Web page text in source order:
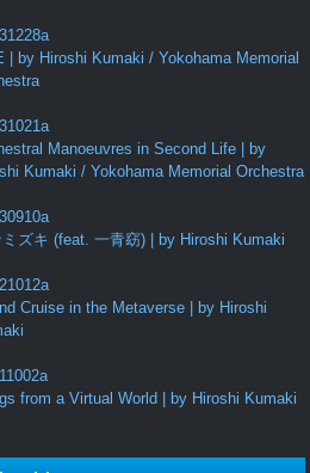
| by Hiroshi Kumaki / Yokohama Memorial
Manoeuvres in Second Life | by
Kumaki / Yokohama Memorial Orchestra
ズキ (feat. 一青窈) | by Hiroshi Kumaki
Cruise in the Metaverse | by Hiroshi
from a Virtual World | by Hiroshi Kumaki